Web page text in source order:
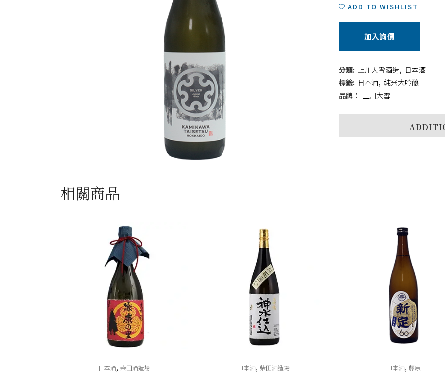
川
大
標
720ml
quantity
ADD TO WISHLIST
加入詢價
分類: 上川大雪酒造, 日本酒
標籤: 日本酒, 純米大吟釀
品牌：
上川大雪
相關商品
日本酒,柴田酒造場 日本酒,柴田酒造場 日本酒, 藤原